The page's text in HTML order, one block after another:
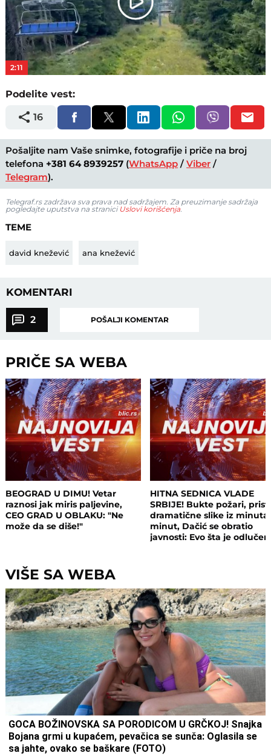
Play
Video
2:11
Podelite vest:
16
Pošaljite nam Vaše snimke, fotografije i priče na broj
telefona +381 64 8939257 (WhatsApp /Viber /
Telegram).
Telegraf.rs zadržava sva prava nad sadržajem. Za preuzimanje sadržaja
pogledajte uputstva na stranici Uslovi korišćenja.
TEME
david knežević ana knežević
KOMENTARI
2 POŠALJI KOMENTAR
PRIČE SA WEBA
BEOGRAD U DIMU! Vetar
raznosi jak miris paljevine,
CEO GRAD U OBLAKU: "Ne
može da se diše!"
HITNA SEDNICA VLADE
SRBIJE! Bukte požari,
dramatične slike iz minuta
minut, Dačić se obratio
javnosti: Evo šta je
VIŠE SA WEBA
GOCA BOŽINOVSKA SA PORODICOM U GRČKOJ! Snajka
Bojana grmi u kupaćem, pevačica se sunča: Oglasila se
sa jahte, ovako se baškare (FOTO)